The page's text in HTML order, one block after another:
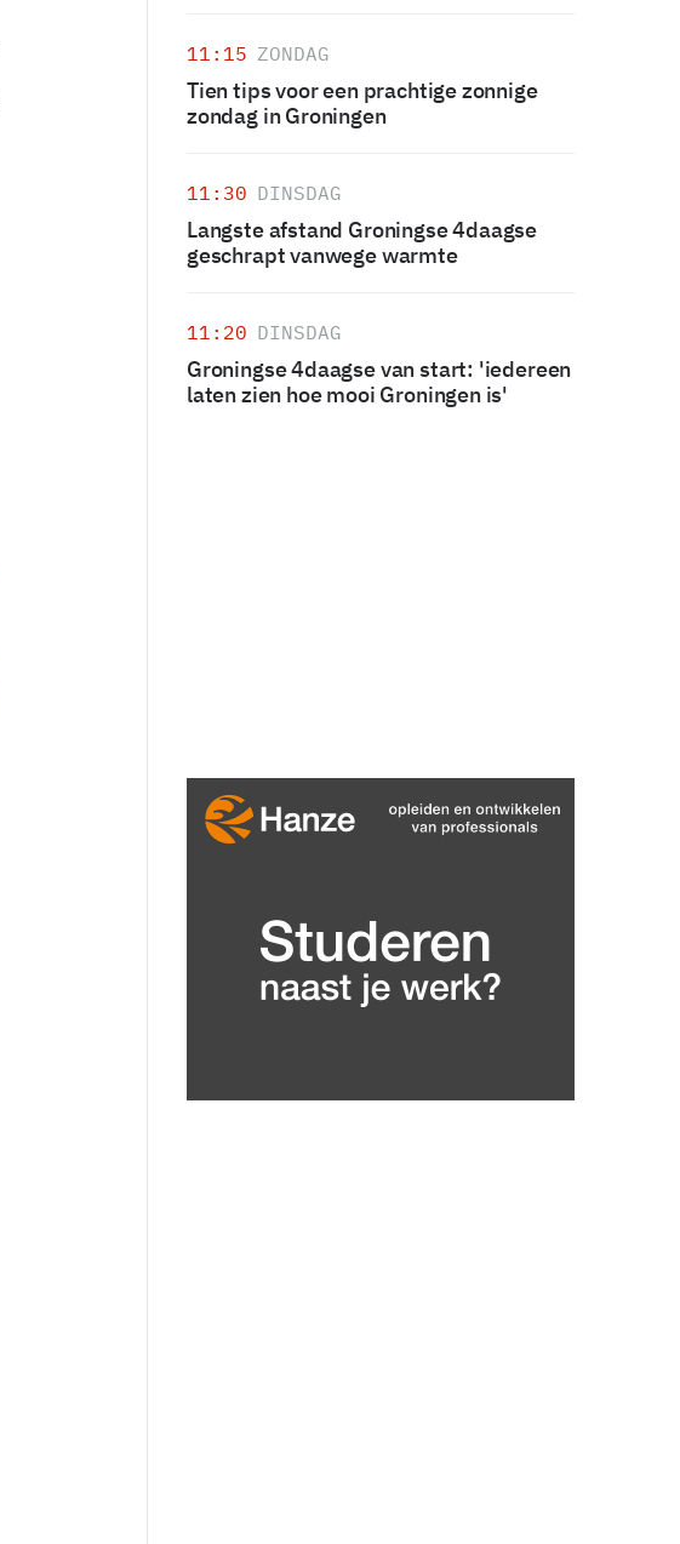
11:15 ZONDAG
Tien tips voor een prachtige zonnige
zondag in Groningen
11:30 DINSDAG
Langste afstand Groningse 4daagse
geschrapt vanwege warmte
11:20 DINSDAG
Groningse 4daagse van start: 'iedereen
laten zien hoe mooi Groningen is'